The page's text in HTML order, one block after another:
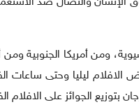
ومن أمريكا الجنوبية
ليليا وحتى ساعات
بتوزيع الجوائز على الافلام